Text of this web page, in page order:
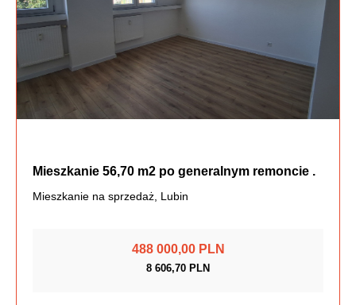
Mieszkanie 56,70 m2 po generalnym remoncie .
Mieszkanie na sprzedaż, Lubin
488 000,00 PLN
8 606,70 PLN